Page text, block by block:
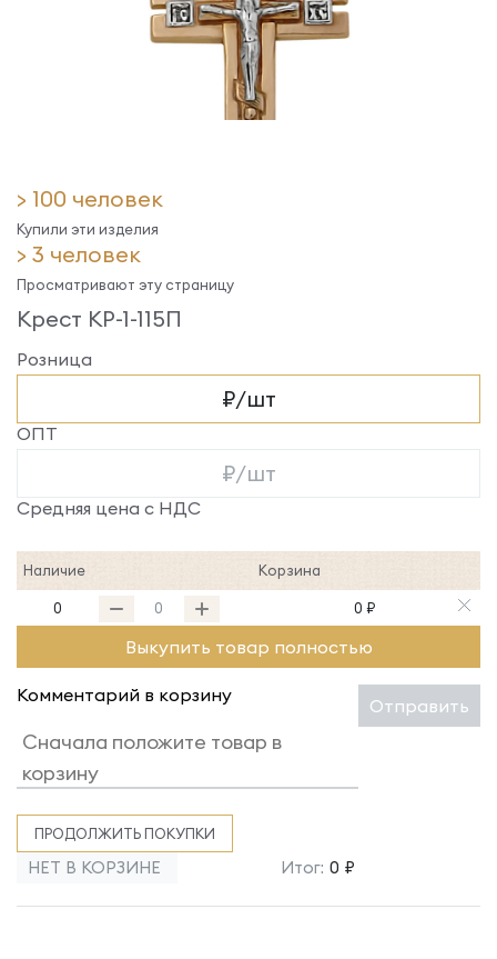
> 100 человек
Купили эти изделия
> 3 человек
Просматривают эту страницу
Крест КР-1-115П
Розница
₽/шт
ОПТ
₽/шт
Средняя цена с НДС
Наличие Корзина
0 0 ₽
Выкупить товар полностью
Комментарий в корзину Отправить
ПРОДОЛЖИТЬ ПОКУПКИ
НЕТ В КОРЗИНЕ Итог: 0 ₽